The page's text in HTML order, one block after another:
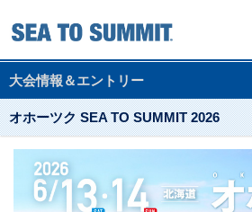
大会情報＆エントリー
オホーツク SEA TO SUMMIT 2026